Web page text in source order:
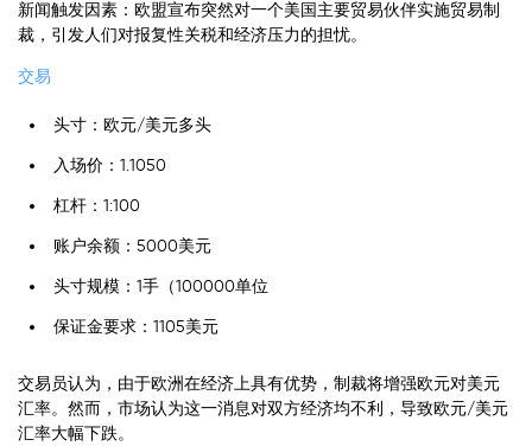
新闻触发因素：欧盟宣布突然对一个美国主要贸易伙伴实施贸易制
裁，引发人们对报复性关税和经济压力的担忧。
交易
头寸：欧元/美元多头
入场价：1.1050
杠杆：1:100
账户余额：5000美元
头寸规模：1手（100000单位
保证金要求：1105美元
交易员认为，由于欧洲在经济上具有优势，制裁将增强欧元对美元
汇率。然而，市场认为这一消息对双方经济均不利，导致欧元/美元
汇率大幅下跌。